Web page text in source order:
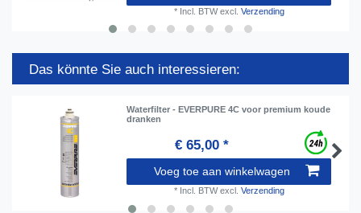
* Incl. BTWexcl. Verzending
Das könnte Sie auch interessieren:
Waterfilter - EVERPURE 4C voor premium koude
dranken
€ 65,00 *
Voeg toe aan winkelwagen
* Incl. BTWexcl. Verzending